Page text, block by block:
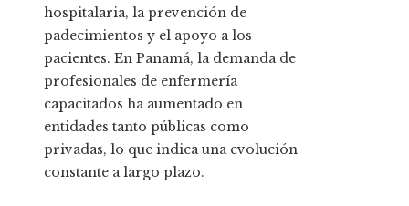
hospitalaria, la prevención de
padecimientos y el apoyo a los
pacientes. En Panamá, la demanda de
profesionales de enfermería
capacitados ha aumentado en
entidades tanto públicas como
privadas, lo que indica una evolución
constante a largo plazo.